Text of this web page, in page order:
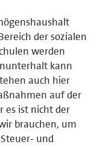
der sozialen
werden
kann
auch hier
auf der
es ist nicht der
brauchen, um
und